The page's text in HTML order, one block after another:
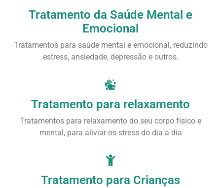
Tratamento da Saúde Mental e
Emocional
Tratamentos para saúde mental e emocional, reduzindo
estress, ansiedade, depressão e outros.
Tratamento para relaxamento
Tratamentos para relaxamento do seu corpo físico e
mental, para aliviar os stress do dia a dia
Tratamento para Crianças